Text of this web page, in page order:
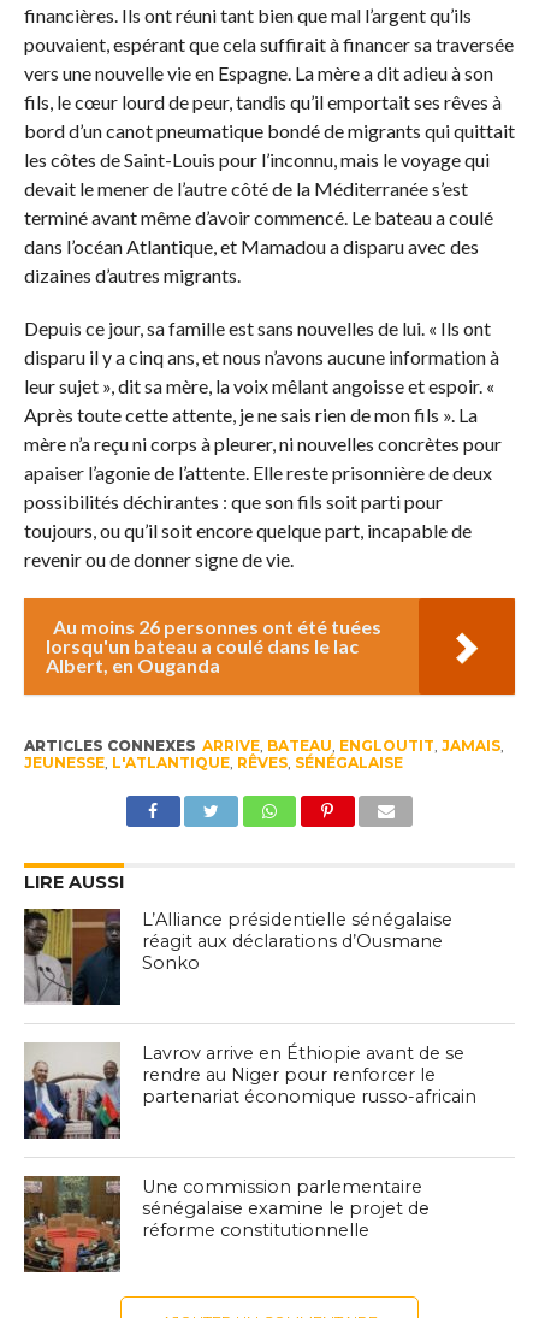
financières. Ils ont réuni tant bien que mal l’argent qu’ils
pouvaient, espérant que cela suffirait à financer sa traversée
vers une nouvelle vie en Espagne. La mère a dit adieu à son
fils, le cœur lourd de peur, tandis qu’il emportait ses rêves à
bord d’un canot pneumatique bondé de migrants qui quittait
les côtes de Saint-Louis pour l’inconnu, mais le voyage qui
devait le mener de l’autre côté de la Méditerranée s’est
terminé avant même d’avoir commencé. Le bateau a coulé
dans l’océan Atlantique, et Mamadou a disparu avec des
dizaines d’autres migrants.
Depuis ce jour, sa famille est sans nouvelles de lui. « Ils ont
disparu il y a cinq ans, et nous n’avons aucune information à
leur sujet », dit sa mère, la voix mêlant angoisse et espoir. «
Après toute cette attente, je ne sais rien de mon fils ». La
mère n’a reçu ni corps à pleurer, ni nouvelles concrètes pour
apaiser l’agonie de l’attente. Elle reste prisonnière de deux
possibilités déchirantes : que son fils soit parti pour
toujours, ou qu’il soit encore quelque part, incapable de
revenir ou de donner signe de vie.
Au moins 26 personnes ont été tuées
lorsqu'un bateau a coulé dans le lac
Albert, en Ouganda
ARTICLES CONNEXES ARRIVE, BATEAU, ENGLOUTIT, JAMAIS,
JEUNESSE, L'ATLANTIQUE, RÊVES, SÉNÉGALAISE
LIRE AUSSI
L’Alliance présidentielle sénégalaise
réagit aux déclarations d’Ousmane
Sonko
Lavrov arrive en Éthiopie avant de se
rendre au Niger pour renforcer le
partenariat économique russo-africain
Une commission parlementaire
sénégalaise examine le projet de
réforme constitutionnelle